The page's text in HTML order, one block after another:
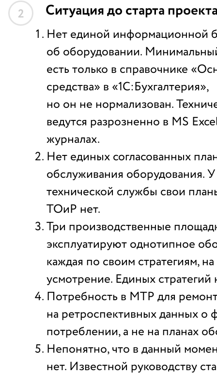
2 Ситуация до старта
Нет единой информационной
об оборудовании.
есть только в справочнике
средства» в «1С:Бухгалтерия»,
но он не нормализован.
ведутся разрозненно в MS
журналах.
Нет единых согласованных
обслуживания оборудования.
технической службы свои
ТОиР нет.
Три производственные
эксплуатируют однотипное
каждая по своим стратегиям,
усмотрение. Единых стратегий
Потребность в МТР для
на ретроспективных данных о
потреблении, а не на планах
Непонятно, что в данный
нет. Известной руководству